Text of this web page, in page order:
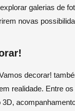
galerias de
novas
decorar!
realidade. Entre